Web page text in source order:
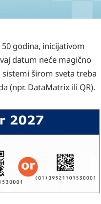
godina, inicijativom
datum neće magično
širom sveta treba
(npr. DataMatrix ili QR).